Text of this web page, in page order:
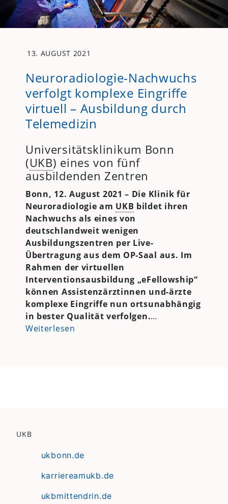
13. AUGUST 2021
Neuroradiologie-Nachwuchs
verfolgt komplexe Eingriffe
virtuell – Ausbildung durch
Telemedizin
Universitätsklinikum Bonn
(UKB) eines von fünf
ausbildenden Zentren
Bonn, 12. August 2021 – Die Klinik für
Neuroradiologie am UKB bildet ihren
Nachwuchs als eines von
deutschlandweit wenigen
Ausbildungszentren per Live-
Übertragung aus dem OP-Saal aus. Im
Rahmen der virtuellen
Interventionsausbildung „eFellowship“
können Assistenzärztinnen und-ärzte
komplexe Eingriffe nun ortsunabhängig
in bester Qualität verfolgen.…
Weiterlesen
UKB
ukbonn.de
karriereamukb.de
ukbmittendrin.de